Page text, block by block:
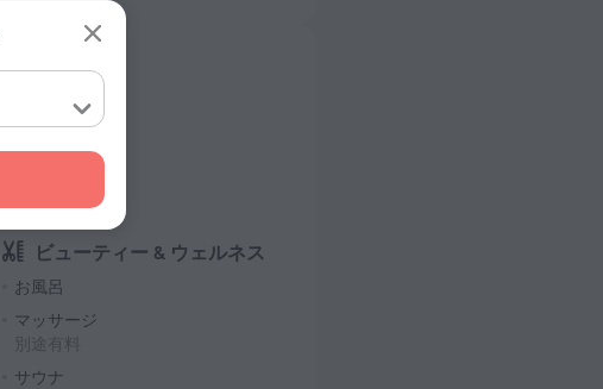
コンセントの種類
220 V / 50 Hz
(アース線あり)
220 V / 50 Hz
116 室
スポーツ
バドミントン
ビューティー & ウェルネス
お風呂
マッサージ
別途有料
サウナ